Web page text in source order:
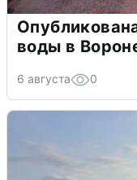
воды в
6 августа 0